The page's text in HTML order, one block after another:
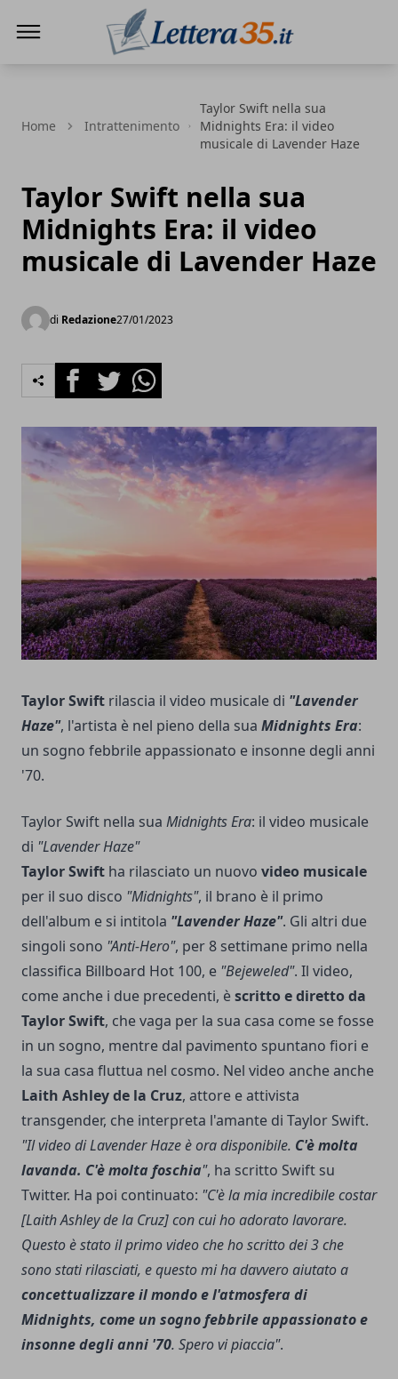
Home Intrattenimento
Taylor Swift nella sua
Midnights Era: il video
musicale di Lavender Haze
Taylor Swift nella sua
Midnights Era: il video
musicale di Lavender Haze
di Redazione27/01/2023
FacebookTwitterWhatsapp
Taylor Swift rilascia il video musicale di "Lavender
Haze", l'artista è nel pieno della sua Midnights Era:
un sogno febbrile appassionato e insonne degli anni
'70.
Taylor Swift nella sua Midnights Era: il video musicale
di "Lavender Haze"
Taylor Swift ha rilasciato un nuovo video musicale
per il suo disco "Midnights", il brano è il primo
dell'album e si intitola "Lavender Haze". Gli altri due
singoli sono "Anti-Hero", per 8 settimane primo nella
classifica Billboard Hot 100, e "Bejeweled". Il video,
come anche i due precedenti, èscritto e diretto da
Taylor Swift, che vaga per la sua casa come se fosse
in un sogno, mentre dal pavimento spuntano fiori e
la sua casa fluttua nel cosmo. Nel video anche anche
Laith Ashley de la Cruz, attore e attivista
transgender, che interpreta l'amante di Taylor Swift.
"Il video di Lavender Haze è ora disponibile. C'è molta
lavanda. C'è molta foschia", ha scritto Swift su
Twitter. Ha poi continuato: "C'è la mia incredibile costar
[Laith Ashley de la Cruz] con cui ho adorato lavorare.
Questo è stato il primo video che ho scritto dei 3 che
sono stati rilasciati, e questo mi ha davvero aiutato a
concettualizzare il mondo e l'atmosfera di
Midnights, come un sogno febbrile appassionato e
insonne degli anni '70. Spero vi piaccia".